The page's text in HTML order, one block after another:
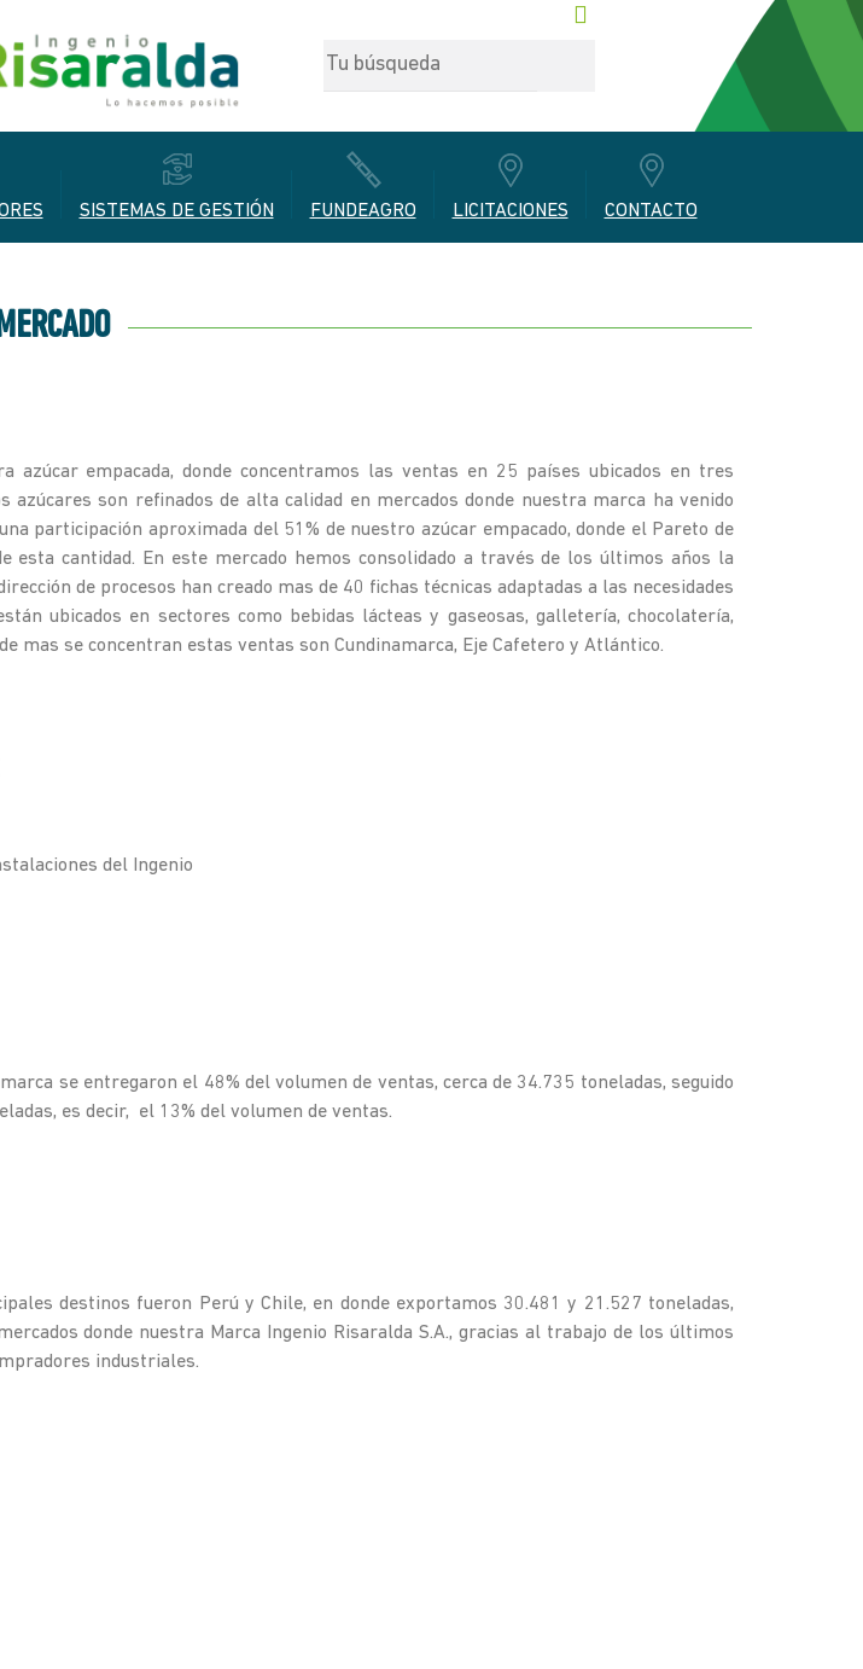
SISTEMAS DE GESTIÓN FUNDEAGRO LICITACIONES CONTACTO
azúcar empacada, donde concentramos las ventas en 25 países ubicados en tres
son refinados de alta calidad en mercados donde nuestra marca ha venido
participación aproximada del 51% de nuestro azúcar empacado, donde el Pareto de
cantidad. En este mercado hemos consolidado a través de los últimos años la
de procesos han creado mas de 40 fichas técnicas adaptadas a las necesidades
ubicados en sectores como bebidas lácteas y gaseosas, galletería, chocolatería,
mas se concentran estas ventas son Cundinamarca, Eje Cafetero y Atlántico.
del Ingenio
se entregaron el 48% del volumen de ventas, cerca de 34.735 toneladas, seguido
es decir,
el 13% del volumen de ventas.
destinos fueron Perú y Chile, en donde exportamos 30.481 y 21.527 toneladas,
donde nuestra Marca Ingenio Risaralda S.A., gracias al trabajo de los últimos
industriales.